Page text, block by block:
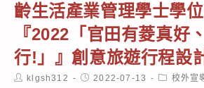
齡生活產業管理學士學
『2022「官田有菱真好
行!」』創意旅遊行程設
Postklgsh312
Post2022-07-13
Post校外宣